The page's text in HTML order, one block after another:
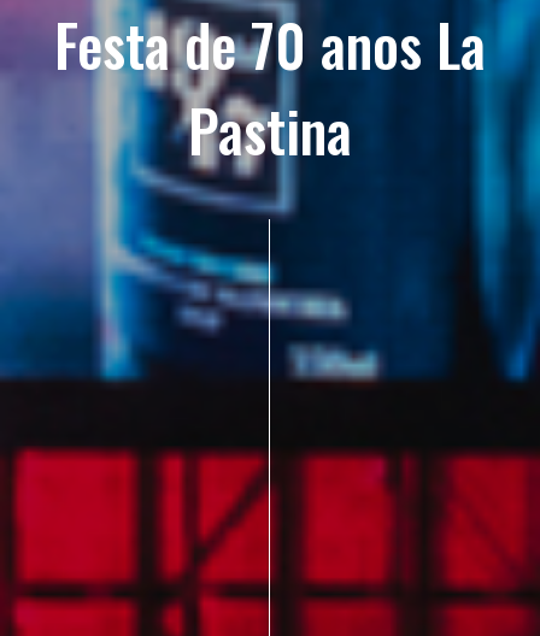
Festa de 70 anos La
Pastina